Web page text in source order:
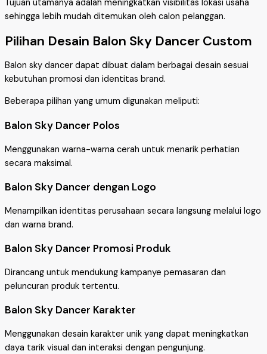
Tujuan utamanya adalah meningkatkan visibilitas lokasi usaha
sehingga lebih mudah ditemukan oleh calon pelanggan.
Pilihan Desain Balon Sky Dancer Custom
Balon sky dancer dapat dibuat dalam berbagai desain sesuai
kebutuhan promosi dan identitas brand.
Beberapa pilihan yang umum digunakan meliputi:
Balon Sky Dancer Polos
Menggunakan warna-warna cerah untuk menarik perhatian
secara maksimal.
Balon Sky Dancer dengan Logo
Menampilkan identitas perusahaan secara langsung melalui logo
dan warna brand.
Balon Sky Dancer Promosi Produk
Dirancang untuk mendukung kampanye pemasaran dan
peluncuran produk tertentu.
Balon Sky Dancer Karakter
Menggunakan desain karakter unik yang dapat meningkatkan
daya tarik visual dan interaksi dengan pengunjung.